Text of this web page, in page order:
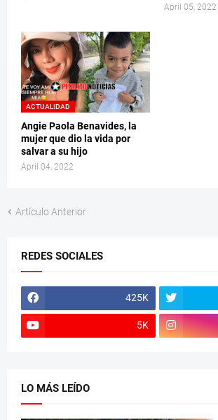
April 05, 2022
ACTUALIDAD
Angie Paola Benavides, la
mujer que dio la vida por
salvar a su hijo
April 04, 2022
Artículo Anterior
REDES SOCIALES
425K
5K
LO MÁS LEÍDO